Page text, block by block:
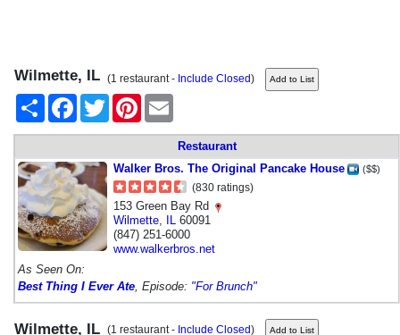
Wilmette, IL (1 restaurant - Include Closed)
Share
FacebookTwitter Pinterest
Restaurant
Walker Bros. The Original Pancake House
($$)
(830 ratings)
153 Green Bay Rd
Wilmette IL 60091
(847) 251-6000
www.walkerbros.net
As Seen On:
Best Thing I Ever Ate , Episode: "For Brunch"
Wilmette, IL (1 restaurant - Include Closed)